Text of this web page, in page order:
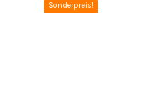
Sonderpreis!